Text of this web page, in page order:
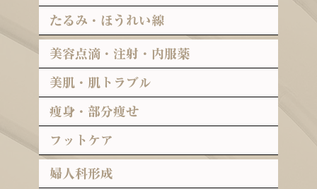
たるみ・ほうれい線
美容点滴・注射・内服薬
美肌・肌トラブル
痩身・部分痩せ
フットケア
婦人科形成